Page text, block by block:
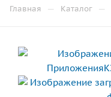
Главная — Каталог —